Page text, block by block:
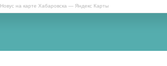
Новус на карте Хабаровска — Яндекс Карты